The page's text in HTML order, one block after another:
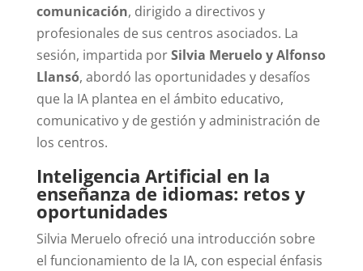
comunicación, dirigido a directivos y
profesionales de sus centros asociados. La
sesión, impartida porSilvia Meruelo y Alfonso
Llansó, abordó las oportunidades y desafíos
que la IA plantea en el ámbito educativo,
comunicativo y de gestión y administración de
los centros.
Inteligencia Artificial en la
enseñanza de idiomas: retos y
oportunidades
Silvia Meruelo ofreció una introducción sobre
el funcionamiento de la IA, con especial énfasis